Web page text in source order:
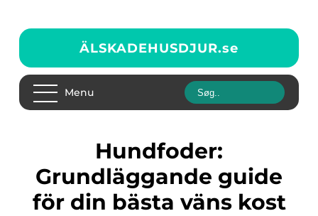
ÄLSKADEHUSDJUR.se
Menu
Hundfoder:
Grundläggande guide
för din bästa väns kost